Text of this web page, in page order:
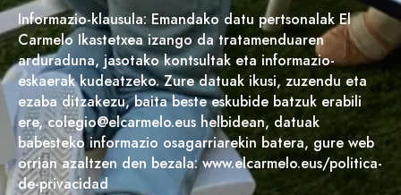
Informazio-klausula: Emandako datu pertsonalak El
Carmelo Ikastetxea izango da tratamenduaren
arduraduna, jasotako kontsultak eta informazio-
eskaerak kudeatzeko. Zure datuak ikusi, zuzendu eta
ezaba ditzakezu, baita beste eskubide batzuk erabili
ere, colegio@elcarmelo.eus helbidean, datuak
babesteko informazio osagarriarekin batera, gure web
orrian azaltzen den bezala: www.elcarmelo.eus/politica-
de-privacidad